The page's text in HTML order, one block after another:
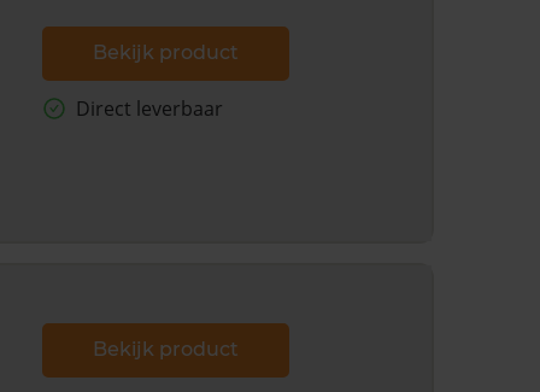
Bekijk product
Direct leverbaar
Bekijk product